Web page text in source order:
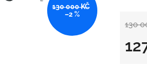
130
130 000 KČ
–2 %